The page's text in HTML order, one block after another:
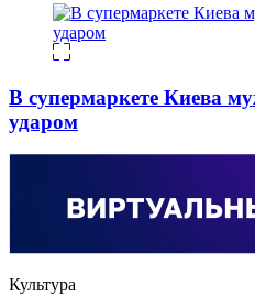
В супермаркете Киева
ударом
Культура